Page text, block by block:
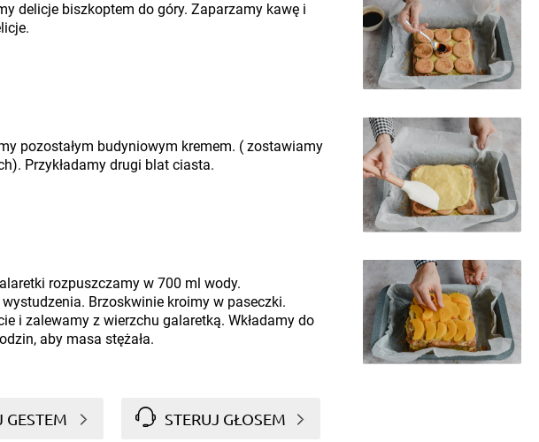
delicje biszkoptem do góry. Zaparzamy kawę i
pozostałym budyniowym kremem. ( zostawiamy
Przykładamy drugi blat ciasta.
rozpuszczamy w 700 ml wody.
Brzoskwinie kroimy w paseczki.
i zalewamy z wierzchu galaretką. Wkładamy do
aby masa stężała.
GESTEM STERUJ GŁOSEM